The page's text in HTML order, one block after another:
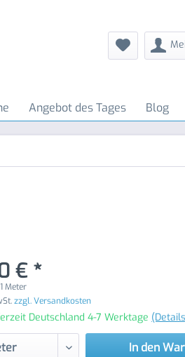
Angebot des Tages Blog
€ *
1 Meter
zzgl. Versandkosten
Deutschland 4-7 Werktage
In den